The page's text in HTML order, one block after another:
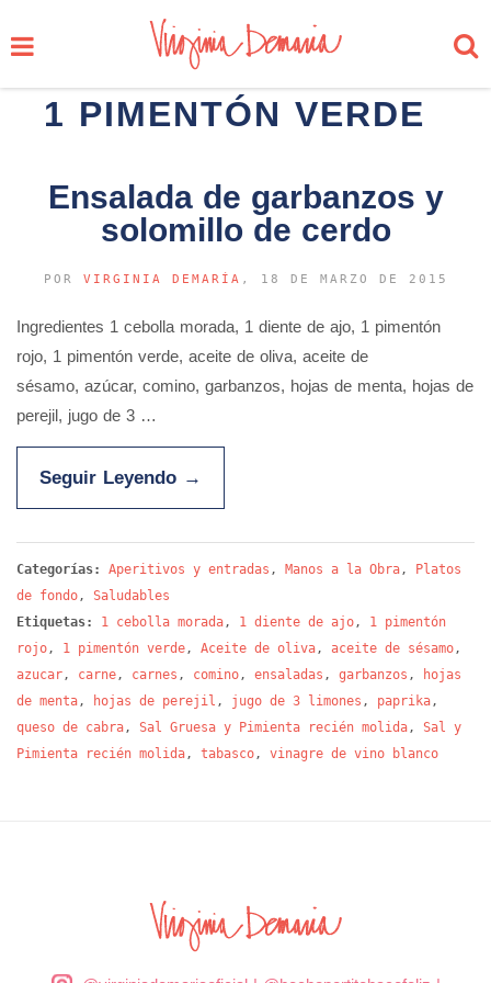
1 PIMENTÓN VERDE
Ensalada de garbanzos y
solomillo de cerdo
POR VIRGINIA DEMARÍA , 18 DE MARZO DE 2015
Ingredientes 1 cebolla morada, 1 diente de ajo, 1 pimentón
rojo, 1 pimentón verde, aceite de oliva, aceite de
sésamo, azúcar, comino, garbanzos, hojas de menta, hojas de
perejil, jugo de 3 …
Seguir Leyendo →
Categorías: Aperitivos y entradas , Manos a la Obra,
Platos
de fondo, Saludables
Etiquetas:
1 cebolla morada, 1 diente de ajo, 1 pimentón
rojo, 1 pimentón verde, Aceite de oliva, aceite de sésamo,
azucar, carne, carnes , comino, ensaladas , garbanzos ,
hojas
de menta, hojas de perejil , jugo de 3 limones , paprika,
queso de cabra, Sal Gruesa y Pimienta recién molida, Sal y
Pimienta recién molida, tabasco, vinagre de vino blanco